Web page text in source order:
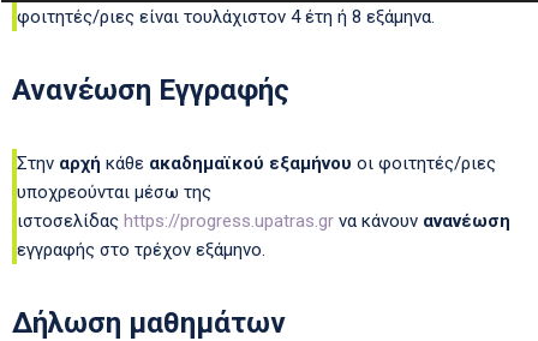
φοιτητές/ριες είναι τουλάχιστον 4 έτη ή 8 εξάμηνα.
Ανανέωση Εγγραφής
Στην αρχή κάθε ακαδημαϊκού εξαμήνου οι φοιτητές/ριες
υποχρεούνται μέσω της
ιστοσελίδας https://progress.upatras.gr να κάνουν ανανέωση
εγγραφής στο τρέχον εξάμηνο.
Δήλωση μαθημάτων